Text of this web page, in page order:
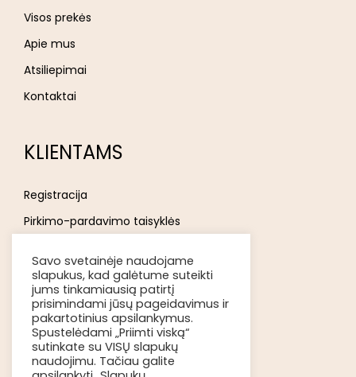
Visos prekės
Apie mus
Atsiliepimai
Kontaktai
KLIENTAMS
Registracija
Pirkimo-pardavimo taisyklės
Atsakomybės ribojimas
Prekių pristatymas
Kokybė ir grąžinimas
Apmokėjimo būdai
Savo svetainėje naudojame
slapukus, kad galėtume suteikti
jums tinkamiausią patirtį
prisimindami jūsų pageidavimus ir
pakartotinius apsilankymus.
Spustelėdami „Priimti viską“
sutinkate su VISŲ slapukų
naudojimu. Tačiau galite